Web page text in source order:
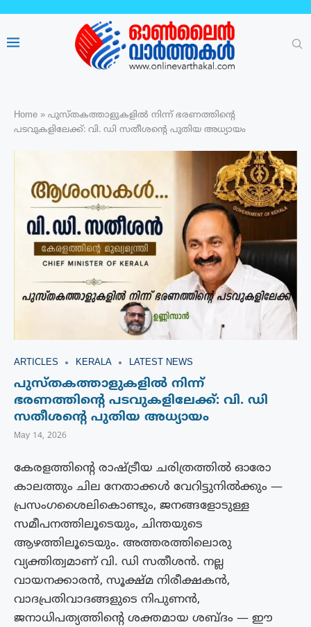
Home » പുസ്തകത്താളുകളിൽ നിന്ന് ഭരണത്തിൻ്റെ
പടവുകളിലേക്ക്: വി. ഡി സതീശന്‍റെ പുതിയ അധ്യായം
ARTICLES KERALA LATEST NEWS
പുസ്തകത്താളുകളിൽ നിന്ന്
ഭരണത്തിൻ്റെ പടവുകളിലേക്ക്: വി. ഡി
സതീശന്‍റെ പുതിയ അധ്യായം
May 14, 2026
കേരളത്തിന്റെ രാഷ്ട്രീയ ചരിത്രത്തിൽ ഓരോ
കാലത്തും ചില നേതാക്കൾ വേറിട്ടുനിൽക്കും —
പ്രസംഗശൈലികൊണ്ടും, ജനങ്ങളോടുള്ള
സമീപനത്തിലൂടെയും, ചിന്തയുടെ
ആഴത്തിലൂടെയും. അത്തരത്തിലൊരു
വ്യക്തിത്വമാണ് വി. ഡി സതീശൻ. നല്ല
വായനക്കാരൻ, സൂക്ഷ്മ നിരീക്ഷകൻ,
വാദപ്രതിവാദങ്ങളുടെ നിപുണൻ,
ജനാധിപത്യത്തിന്റെ ശക്തമായ ശബ്ദം — ഈ